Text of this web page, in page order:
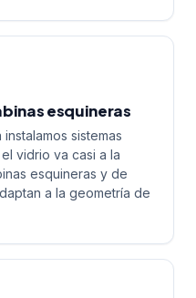
esquineras
sistemas
vidrio va casi a la
esquineras y de
a la geometría de